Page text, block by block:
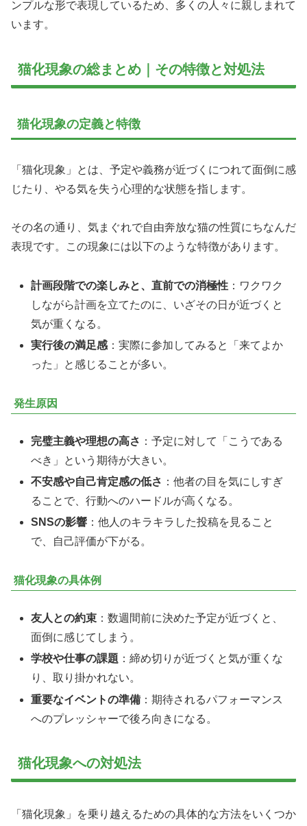
ンプルな形で表現しているため、多くの人々に親しまれて
います。
猫化現象の総まとめ｜その特徴と対処法
猫化現象の定義と特徴
「猫化現象」とは、予定や義務が近づくにつれて面倒に感
じたり、やる気を失う心理的な状態を指します。
その名の通り、気まぐれで自由奔放な猫の性質にちなんだ
表現です。この現象には以下のような特徴があります。
計画段階での楽しみと、直前での消極性 ：ワクワク
しながら計画を立てたのに、いざその日が近づくと
気が重くなる。
実行後の満足感 ：実際に参加してみると「来てよか
った」と感じることが多い。
発生原因
完璧主義や理想の高さ ：予定に対して「こうである
べき」という期待が大きい。
不安感や自己肯定感の低さ ：他者の目を気にしすぎ
ることで、行動へのハードルが高くなる。
SNSの影響 ：他人のキラキラした投稿を見ること
で、自己評価が下がる。
猫化現象の具体例
友人との約束 ：数週間前に決めた予定が近づくと、
面倒に感じてしまう。
学校や仕事の課題 ：締め切りが近づくと気が重くな
り、取り掛かれない。
重要なイベントの準備 ：期待されるパフォーマンス
へのプレッシャーで後ろ向きになる。
猫化現象への対処法
「猫化現象」を乗り越えるための具体的な方法をいくつか